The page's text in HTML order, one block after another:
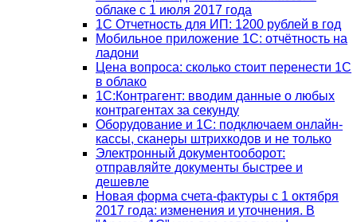
облаке с 1 июля 2017 года
1С Отчетность для ИП: 1200 рублей в год
Мобильное приложение 1С: отчётность на
ладони
Цена вопроса: сколько стоит перенести 1С
в облако
1С:Контрагент: вводим данные о любых
контрагентах за секунду
Оборудование и 1С: подключаем онлайн-
кассы, сканеры штрихкодов и не только
Электронный документооборот:
отправляйте документы быстрее и
дешевле
Новая форма счета-фактуры с 1 октября
2017 года: изменения и уточнения. В